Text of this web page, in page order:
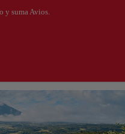
y suma Avios.